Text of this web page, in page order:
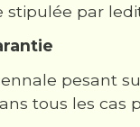
par
pesant
tous les cas